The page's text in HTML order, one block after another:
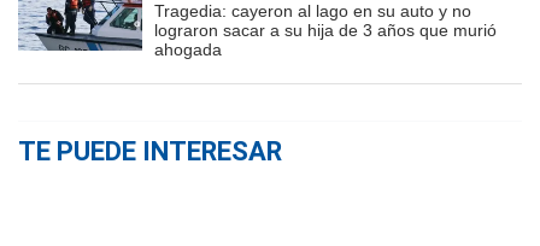
Tragedia: cayeron al lago en su auto y no
lograron sacar a su hija de 3 años que murió
ahogada
TE PUEDE INTERESAR